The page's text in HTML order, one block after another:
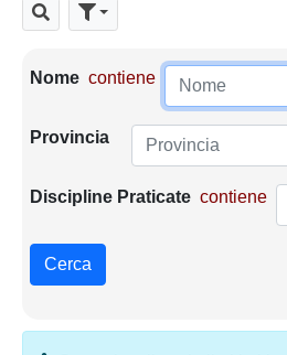
CercaParametri di ricerca
Nome contiene
Provincia Provincia
Discipline Praticate contiene
Cerca